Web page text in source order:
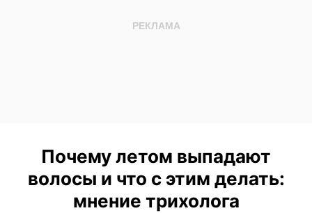
Почему летом выпадают
волосы и что с этим делать:
мнение трихолога